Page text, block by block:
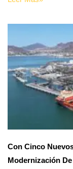
Con Cinco
Modernización